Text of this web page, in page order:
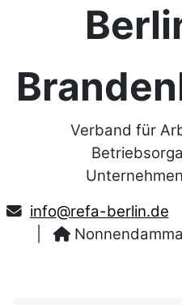
Verband für
info@refa-berlin.de